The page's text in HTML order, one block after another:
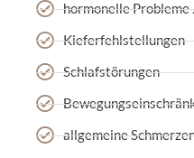
hormonelle Probleme
Kieferfehlstellungen
Schlafstörungen
allgemeine